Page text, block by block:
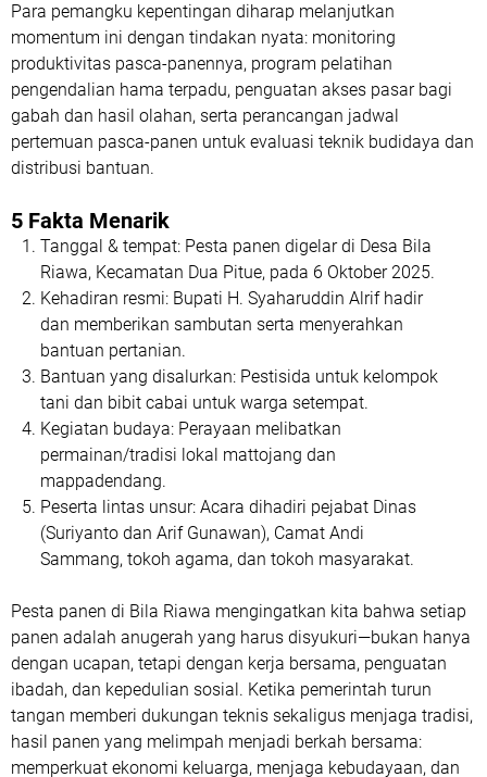
Para pemangku kepentingan diharap melanjutkan
momentum ini dengan tindakan nyata: monitoring
produktivitas pasca-panennya, program pelatihan
pengendalian hama terpadu, penguatan akses pasar bagi
gabah dan hasil olahan, serta perancangan jadwal
pertemuan pasca-panen untuk evaluasi teknik budidaya dan
distribusi bantuan.
5 Fakta Menarik
Tanggal & tempat: Pesta panen digelar di Desa Bila
Riawa, Kecamatan Dua Pitue, pada 6 Oktober 2025.
Kehadiran resmi: Bupati H. Syaharuddin Alrif hadir
dan memberikan sambutan serta menyerahkan
bantuan pertanian.
Bantuan yang disalurkan: Pestisida untuk kelompok
tani dan bibit cabai untuk warga setempat.
Kegiatan budaya: Perayaan melibatkan
permainan/tradisi lokal mattojang dan
mappadendang.
Peserta lintas unsur: Acara dihadiri pejabat Dinas
(Suriyanto dan Arif Gunawan), Camat Andi
Sammang, tokoh agama, dan tokoh masyarakat.
Pesta panen di Bila Riawa mengingatkan kita bahwa setiap
panen adalah anugerah yang harus disyukuri—bukan hanya
dengan ucapan, tetapi dengan kerja bersama, penguatan
ibadah, dan kepedulian sosial. Ketika pemerintah turun
tangan memberi dukungan teknis sekaligus menjaga tradisi,
hasil panen yang melimpah menjadi berkah bersama:
memperkuat ekonomi keluarga, menjaga kebudayaan, dan